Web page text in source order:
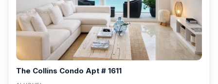
The Collins Condo Apt # 1611